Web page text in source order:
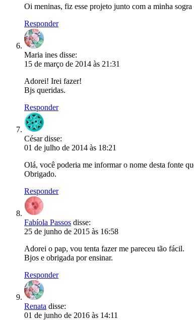
Oi meninas, fiz esse projeto junto com a minha
Responder
Maria ines disse:
15 de março de 2014 às 21:31
Adorei! Irei fazer!
Bjs queridas.
Responder
Césardisse:
01 de julho de 2014 às 18:21
Olá, você poderia me informar o nome desta fonte
Obrigado.
Responder
Fabíola Passos disse:
25 de junho de 2015 às 16:58
Adorei o pap, vou tenta fazer me pareceu tão fácil.
Bjos e obrigada por ensinar.
Responder
Renata disse:
01 de junho de 2016 às 14:11